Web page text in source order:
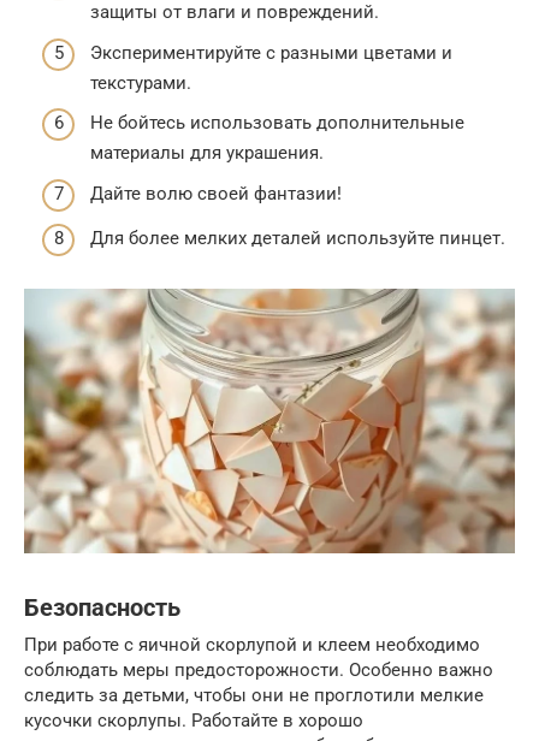
защиты от влаги и повреждений.
Экспериментируйте с разными цветами и
текстурами.
Не бойтесь использовать дополнительные
материалы для украшения.
Дайте волю своей фантазии!
Для более мелких деталей используйте пинцет.
Безопасность
При работе с яичной скорлупой и клеем необходимо
соблюдать меры предосторожности. Особенно важно
следить за детьми, чтобы они не проглотили мелкие
кусочки скорлупы. Работайте в хорошо